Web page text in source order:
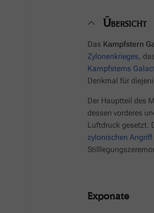
Übersicht
Das Kampfstern
Zylonenkrieges,
Kampfsterns
Denkmal für
Der Hauptteil des
dessen vorderes
Luftdruck gesetzt.
zylonischen
Exponate